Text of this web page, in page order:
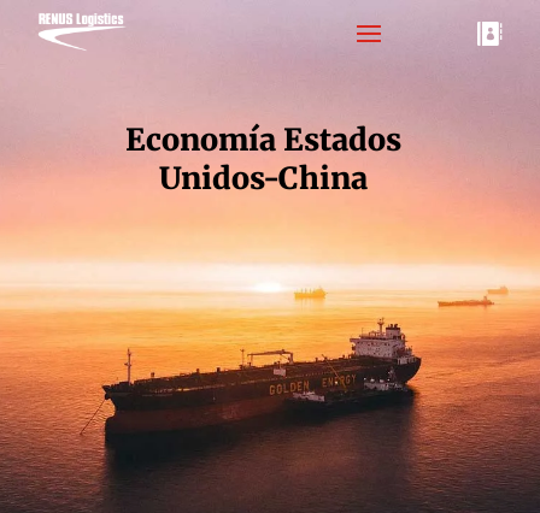

Economía Estados
Unidos-China